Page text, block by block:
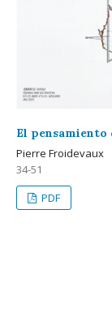
El
Pierre Froidevaux
34-51
PDF